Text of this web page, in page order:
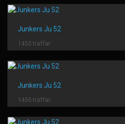
Junkers Ju 52
1455 träffar
Junkers Ju 52
1455 träffar